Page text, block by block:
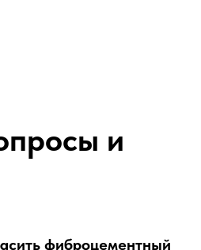
и
фиброцементный